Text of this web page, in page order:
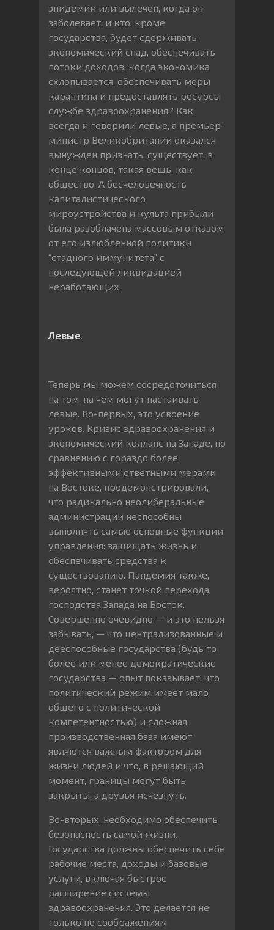
эпидемии или вылечен, когда он
заболевает, и кто, кроме
государства, будет сдерживать
экономический спад, обеспечивать
потоки доходов, когда экономика
схлопывается, обеспечивать меры
карантина и предоставлять ресурсы
службе здравоохранения? Как
всегда и говорили левые, а премьер-
министр Великобритании оказался
вынужден признать, существует, в
конце концов, такая вещь, как
общество. А бесчеловечность
капиталистического
мироустройства и культа прибыли
была разоблачена массовым отказом
от его излюбленной политики
“стадного иммунитета” с
последующей ликвидацией
неработающих.
Левые.
Теперь мы можем сосредоточиться
на том, на чем могут настаивать
левые. Во-первых, это усвоение
уроков. Кризис здравоохранения и
экономический коллапс на Западе, по
сравнению с гораздо более
эффективными ответными мерами
на Востоке, продемонстрировали,
что радикально неолиберальные
администрации неспособны
выполнять самые основные функции
управления: защищать жизнь и
обеспечивать средства к
существованию. Пандемия также,
вероятно, станет точкой перехода
господства Запада на Восток.
Совершенно очевидно — и это нельзя
забывать, — что централизованные и
дееспособные государства (будь то
более или менее демократические
государства — опыт показывает, что
политический режим имеет мало
общего с политической
компетентностью) и сложная
производственная база имеют
являются важным фактором для
жизни людей и что, в решающий
момент, границы могут быть
закрыты, а друзья исчезнуть.
Во-вторых, необходимо обеспечить
безопасность самой жизни.
Государства должны обеспечить себе
рабочие места, доходы и базовые
услуги, включая быстрое
расширение системы
здравоохранения. Это делается не
только по соображениям